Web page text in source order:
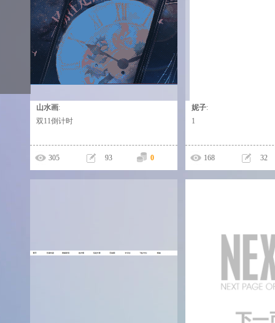
这个人太懒，什么都没有留下！
山水画:
双11倒计时
305 93 0
这个人太懒，什么
妮子:
1
168 32